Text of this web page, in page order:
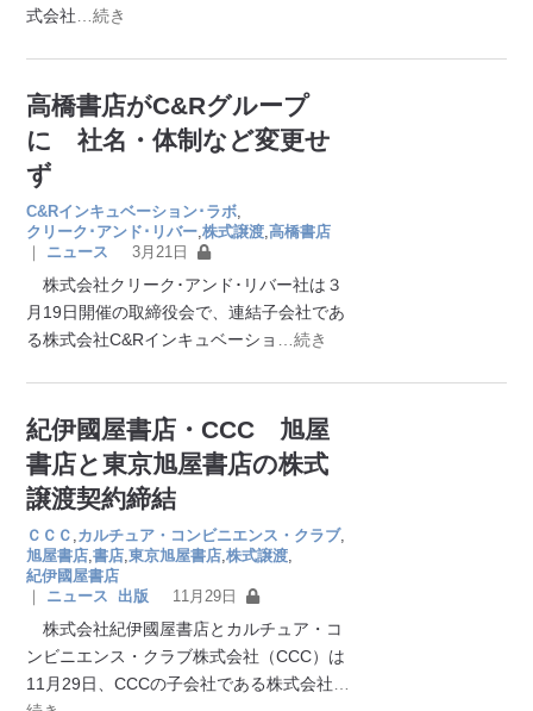
式会社 …続き
高橋書店がC&Rグループ
に 社名・体制など変更せ
ず
C&Rインキュベーション･ラボ
クリーク･アンド･リバー ,株式譲渡 ,高橋書店
｜
ニュース 3月21日
株式会社クリーク･アンド･リバー社は３
月19日開催の取締役会で、連結子会社であ
る株式会社C&Rインキュベーショ
…続き
紀伊國屋書店・CCC 旭屋
書店と東京旭屋書店の株式
譲渡契約締結
ＣＣＣ カルチュア・コンビニエンス・クラブ,
旭屋書店 ,書店 ,東京旭屋書店 ,株式譲渡
紀伊國屋書店
｜
ニュース 出版 11月29日
株式会社紀伊國屋書店とカルチュア・コ
ンビニエンス・クラブ株式会社（CCC）は
11月29日、CCCの子会社である株式会社